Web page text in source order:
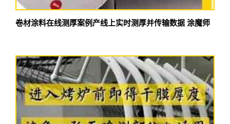
卷材涂料在线测厚案例产线上实时测厚并传输数据 涂魔师